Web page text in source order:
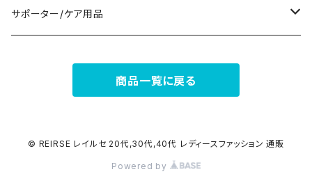
その他
その他
7分/長袖
ペチコート/ペチパンツ
その他
ショルダーバッグ
カジュアルバッグ
バックパック
アクセサリーケース
ブーツ
その他
セット販売
タイツ
サポーター/ケア用品
商品一覧に戻る
© REIRSE レイルセ 20代,30代,40代 レディースファッション 通販
Powered by